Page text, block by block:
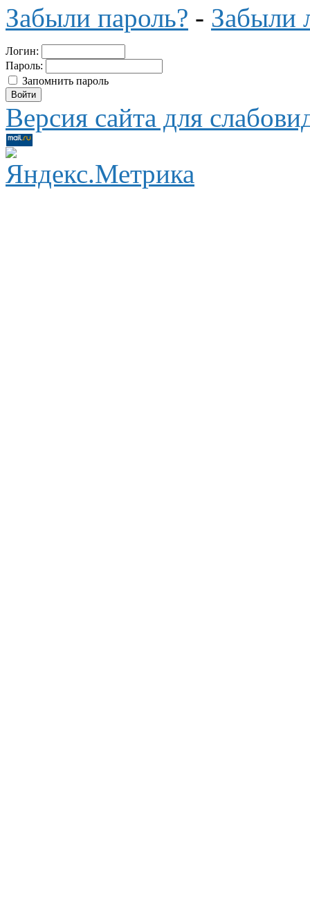
Забыли пароль? - Забыли
Логин:
Пароль:
Запомнить пароль
Версия сайта для